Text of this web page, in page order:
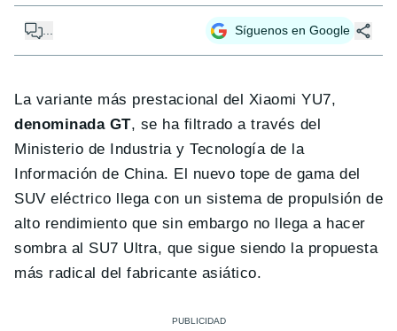
... Síguenos en Google
La variante más prestacional del Xiaomi YU7,
denominada GT, se ha filtrado a través del
Ministerio de Industria y Tecnología de la
Información de China. El nuevo tope de gama del
SUV eléctrico llega con un sistema de propulsión de
alto rendimiento que sin embargo no llega a hacer
sombra al SU7 Ultra, que sigue siendo la propuesta
más radical del fabricante asiático.